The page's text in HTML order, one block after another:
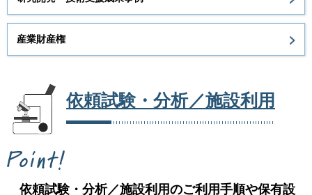
産業財産権
依頼試験・分析／施設利用
依頼試験・分析／施設利用のご利用手順や保有設